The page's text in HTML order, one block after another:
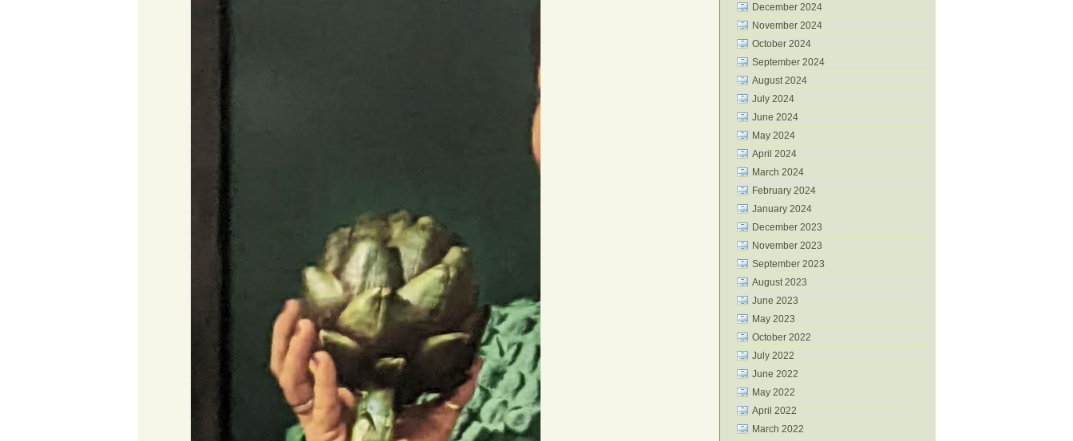
December 2024
November 2024
October 2024
September 2024
August 2024
July 2024
June 2024
May 2024
April 2024
March 2024
February 2024
January 2024
December 2023
November 2023
September 2023
August 2023
June 2023
May 2023
October 2022
July 2022
June 2022
May 2022
April 2022
March 2022